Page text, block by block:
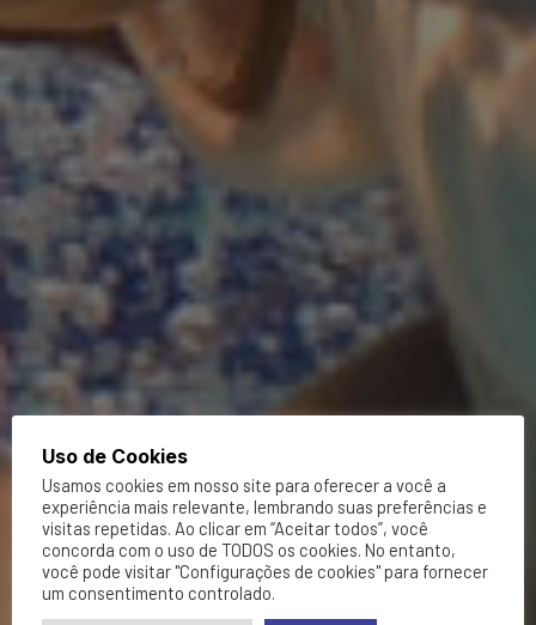
Uso de Cookies
Usamos cookies em nosso site para oferecer a você a
experiência mais relevante, lembrando suas preferências e
visitas repetidas. Ao clicar em “Aceitar todos”, você
concorda com o uso de TODOS os cookies. No entanto,
você pode visitar "Configurações de cookies" para fornecer
um consentimento controlado.